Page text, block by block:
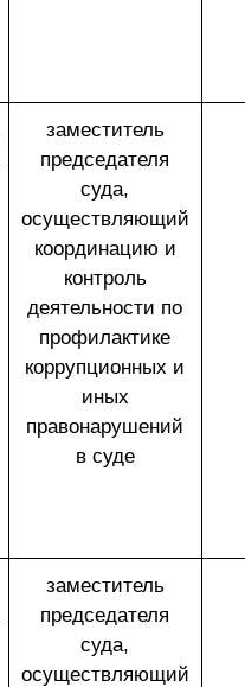
заместитель
председателя
суда,
осуществляющий
координацию и
контроль
деятельности по
профилактике
коррупционных и
иных
правонарушений
в суде
заместитель
председателя
суда,
осуществляющий